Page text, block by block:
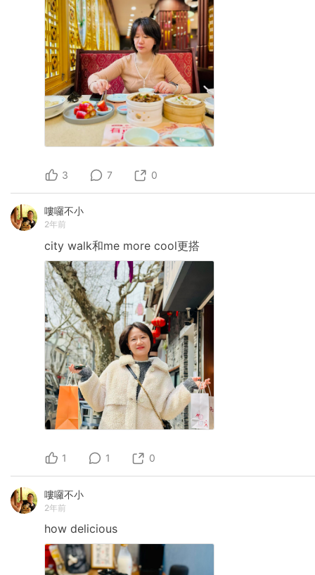
3 7 0
嘍囉不小
2年前
city walk和me more cool更搭
1 1 0
嘍囉不小
2年前
how delicious